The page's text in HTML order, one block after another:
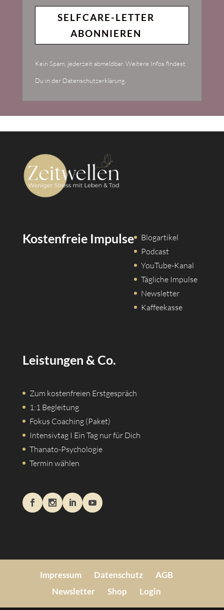
SELFCARE-LETTER
ABONNIEREN
Kein Spam, jederzeit abmeldbar. Weitere Infos findest
Du in der Datenschutzerklärung.
Kostenfreie Impulse
Blogartikel
Podcast
YouTube-Kanal
Tägliche Impulse
Newsletter
Kaffeekasse
Leistungen & Co.
Zum kostenfreien Erstgespräch
1:1 Begleitung
Fokus Coaching (Paket)
Intensivtag I Ein Tag nur für Dich
Thanato-Psychologie
Termin wählen
Impressum Datenschutz
AGB
Newsletter
Shop Login